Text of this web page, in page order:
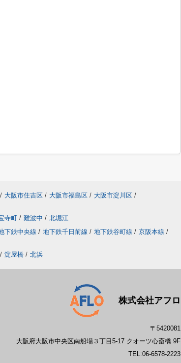
/ 大阪市住吉区 / 大阪市福島区 / 大阪市淀川区 /
寺町 / 難波中 / 北堀江
下鉄中央線 / 地下鉄千日前線 / 地下鉄谷町線 / 京阪本線 /
/ 淀屋橋 / 北浜
株式会社アフロ
〒5420081
大阪府大阪市中央区南船場３丁目5-17 クオーツ心斎橋 9F
TEL:06-6578-2223